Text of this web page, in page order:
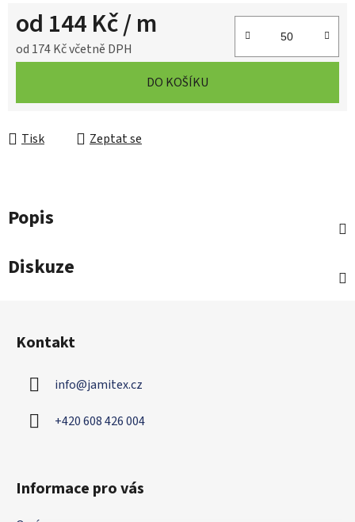
od 144 Kč/ m
od 174 Kčvčetně DPH
DO KOŠÍKU
Tisk Zeptat se
Popis
Diskuze
Kontakt
info@jamitex.cz
+420 608 426 004
Informace pro vás